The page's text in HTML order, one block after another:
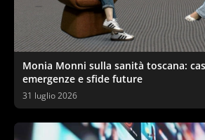
Monia Monni sulla sanità toscana:
emergenze e sfide future
31 luglio 2026